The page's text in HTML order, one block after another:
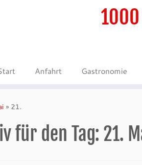
Anfahrt Gastronomie
» 21.
für den Tag: 21.